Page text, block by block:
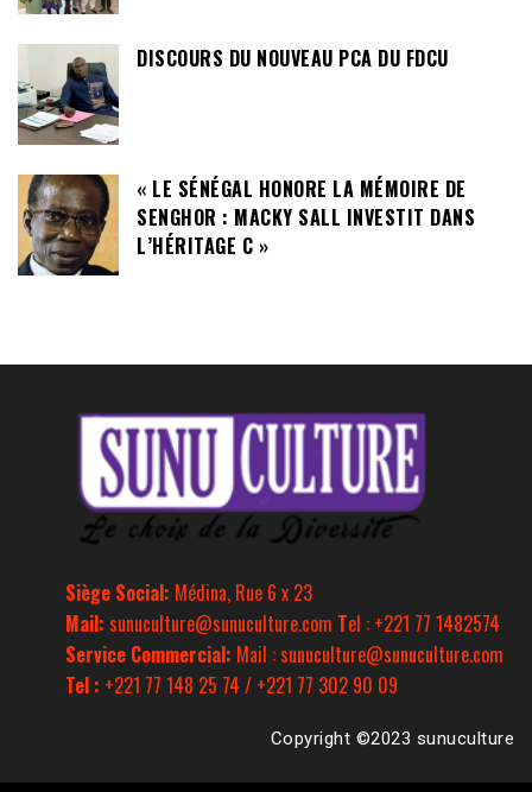
DISCOURS DU NOUVEAU PCA DU FDCU
« LE SÉNÉGAL HONORE LA MÉMOIRE DE
SENGHOR : MACKY SALL INVESTIT DANS
L’HÉRITAGE C »
Siège Social: Médina, Rue 6 x 23
Mail: sunuculture@sunuculture.com Tel : +221 77 1482574
Service Commercial: Mail : sunuculture@sunuculture.com
Tel : +221 77 148 25 74 / +221 77 302 90 09
Copyright ©2023 sunuculture